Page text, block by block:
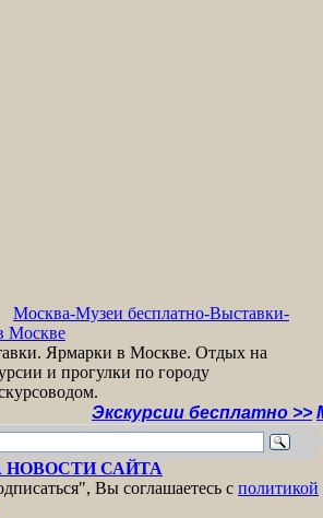
Москва-Музеи бесплатно-Выставки-
Москве
Ярмарки в Москве. Отдых на
и прогулки по городу
Экскурсии бесплатно >> МУЗЕИ
НОВОСТИ САЙТА
Вы соглашаетесь с политикой